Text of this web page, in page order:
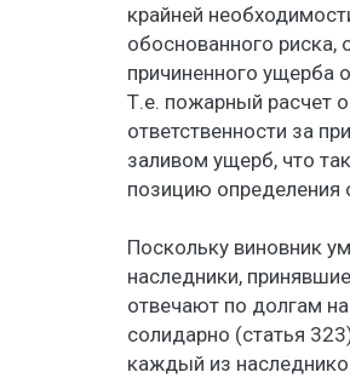
крайней
обоснованного риска,
причиненного ущерба
Т.е. пожарный расчет
ответственности за
заливом ущерб, что
позицию определения
Поскольку виновник
наследники,
отвечают по долгам
солидарно (статья
каждый из